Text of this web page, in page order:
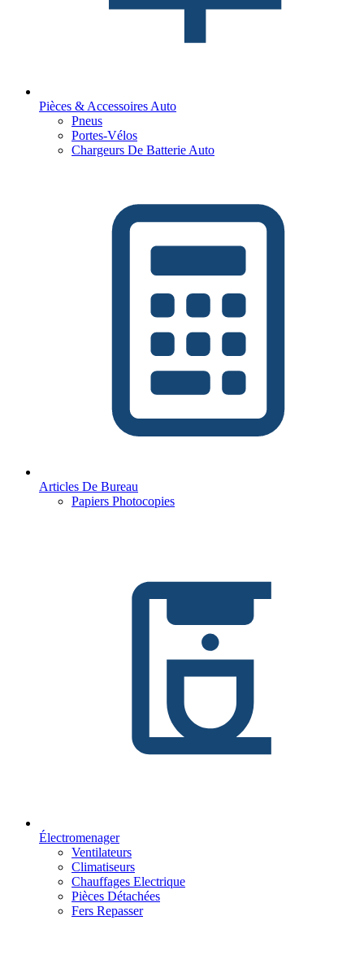
Pièces & Accessoires Auto
Pneus
Portes-Vélos
Chargeurs De Batterie Auto
Articles De Bureau
Papiers Photocopies
Électromenager
Ventilateurs
Climatiseurs
Chauffages Electrique
Pièces Détachées
Fers Repasser